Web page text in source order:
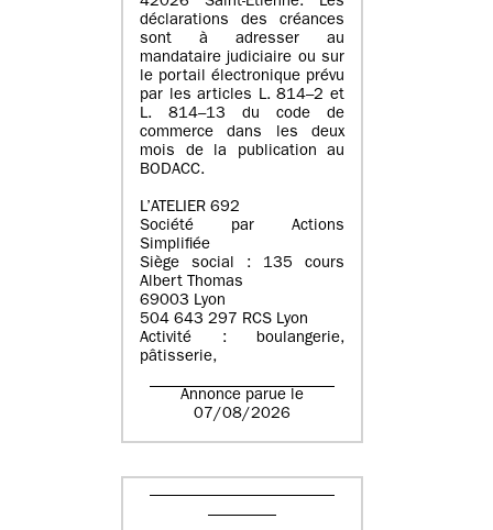
déclarations des créances
sont à adresser au
mandataire judiciaire ou sur
le portail électronique prévu
par les articles L. 814–2 et
L. 814–13 du code de
commerce dans les deux
mois de la publication au
BODACC.
L’ATELIER 692
Société par Actions
Simplifiée
Siège social : 135 cours
Albert Thomas
69003 Lyon
504 643 297 RCS Lyon
Activité : boulangerie,
pâtisserie,
Annonce parue le
07/08/2026